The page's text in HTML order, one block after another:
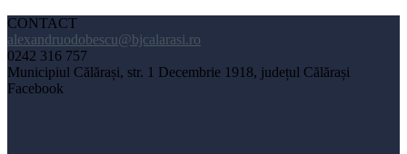
CONTACT
alexandruodobescu@bjcalarasi.ro
0242 316 757
Municipiul Călărași, str. 1 Decembrie 1918, județul Călărași
Facebook